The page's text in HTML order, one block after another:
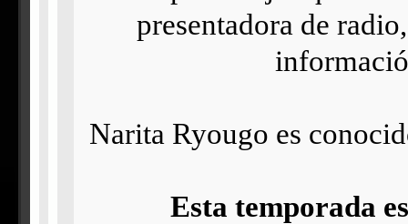
presentadora de
Narita Ryougo es
Esta temporada